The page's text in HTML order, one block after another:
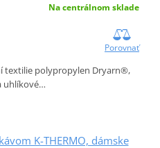
Na centrálnom sklade
Porovnať
textilie polypropylen Dryarn®,
uhlíkové…
K-THERMO, dámske